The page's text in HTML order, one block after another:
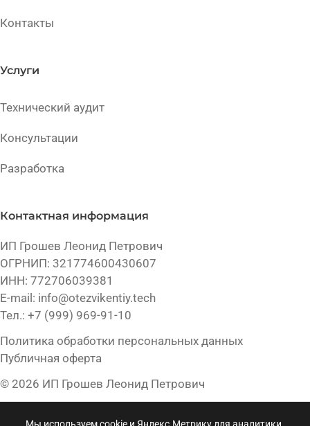
Контакты
Услуги
Технический аудит
Консультации
Разработка
Контактная информация
ИП Грошев Леонид Петрович
ОГРНИП: 321774600430607
ИНН: 772706039381
E-mail: info@otezvikentiy.tech
Тел.: +7 (999) 969-91-10
Политика обработки персональных данных
Публичная оферта
© 2026 ИП Грошев Леонид Петрович